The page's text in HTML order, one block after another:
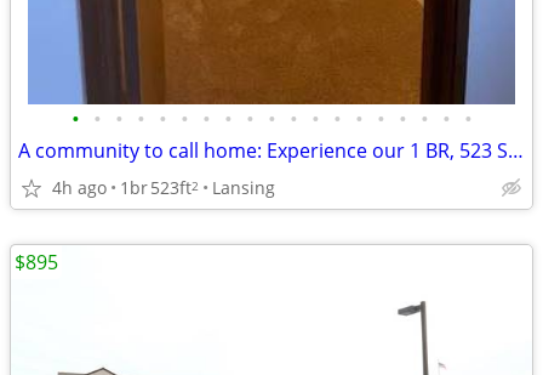
• • • • • • • • • • • • • • • • • • •
A community to call home: Experience our 1 BR, 523 Sq Ft.
4h ago 1br523ft2 Lansing
$895